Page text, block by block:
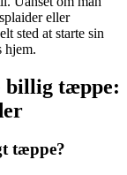
eller
sted at starte sin
hjem.
billig tæppe:
tæppe?